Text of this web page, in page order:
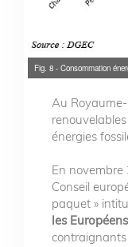
Fig. 8 - Consommation
Au
énergies
En novembre
Conseil
paquet »
les Européens
contraignants